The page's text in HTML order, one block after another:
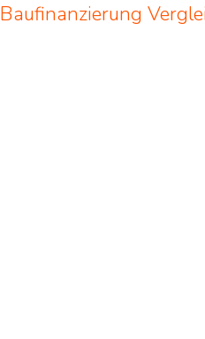
Baufinanzierung